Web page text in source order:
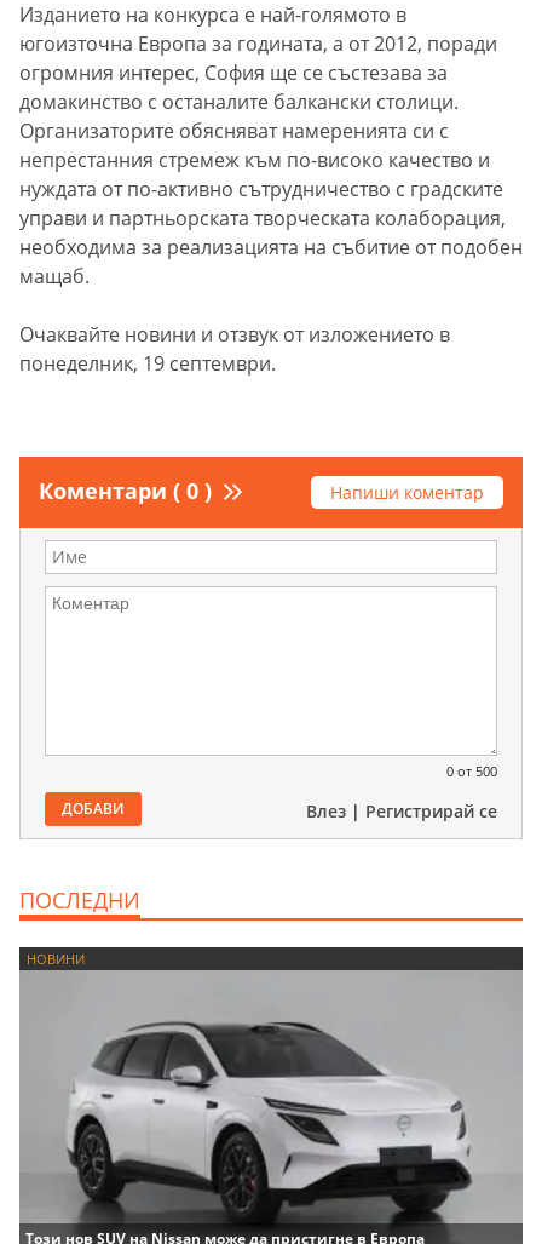
Изданието на конкурса е най-голямото в
югоизточна Европа за годината, а от 2012, поради
огромния интерес, София ще се състезава за
домакинство с останалите балкански столици.
Организаторите обясняват намеренията си с
непрестанния стремеж към по-високо качество и
нуждата от по-активно сътрудничество с градските
управи и партньорската творческата колаборация,
необходима за реализацията на събитие от подобен
мащаб.
Очаквайте новини и отзвук от изложението в
понеделник, 19 септември.
Коментари ( 0 ) Напиши коментар
0 от 500
ДОБАВИ Влез | Регистрирай се
ПОСЛЕДНИ
НОВИНИ
Този нов SUV на Nissan може да пристигне в Европа